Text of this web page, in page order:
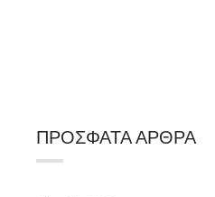
ΠΡΌΣΦΑΤΑ ΆΡΘΡΑ